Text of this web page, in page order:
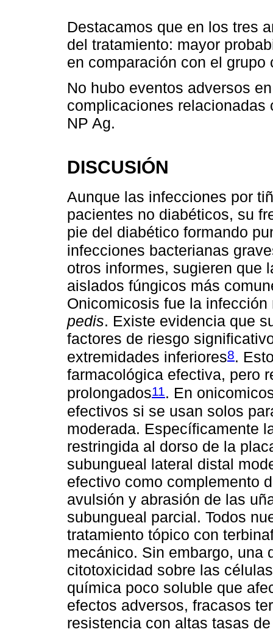
Destacamos que en los tres
del tratamiento: mayor
en comparación con el grupo
No hubo eventos adversos
complicaciones
NP Ag.
DISCUSIÓN
Aunque las infecciones por
pacientes no diabéticos, su
pie del diabético formando
infecciones bacterianas
otros informes, sugieren que
aislados fúngicos más
Onicomicosis fue la
pedis. Existe evidencia que
factores de riesgo
extremidades inferiores8.
farmacológica efectiva, pero
prolongados11 . En
efectivos si se usan solos
moderada. Específicamente
restringida al dorso de la
subungueal lateral distal
efectivo como complemento
avulsión y abrasión de las
subungueal parcial. Todos
tratamiento tópico con
mecánico. Sin embargo, una
citotoxicidad sobre las
química poco soluble que
efectos adversos, fracasos
resistencia con altas tasas